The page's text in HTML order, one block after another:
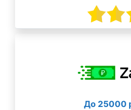
До 25000